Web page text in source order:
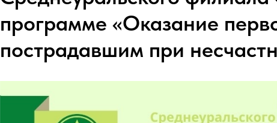
программе «Оказание
пострадавшим при